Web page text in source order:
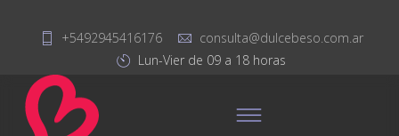
+5492945416176
consulta@dulcebeso.com.ar
Lun-Vier de 09 a 18 horas